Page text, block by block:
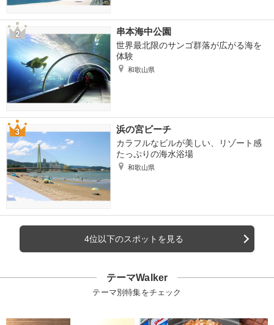
串本海中公園
世界最北限のサンゴ群落が広がる海を
体験
和歌山県
浜の宮ビーチ
カラフルなビルが美しい、リゾート感
たっぷりの海水浴場
和歌山県
4位以下のスポットを見る
テーマWalker
テーマ別特集をチェック